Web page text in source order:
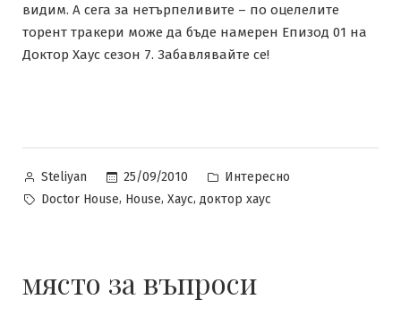
видим. А сега за нетърпеливите – по оцелелите
торент тракери може да бъде намерен Епизод 01 на
Доктор Хаус сезон 7. Забавлявайте се!
Posted
by
Steliyan 25/09/2010
Posted
in
Интересно
Tags:
Doctor House, House, Хаус, доктор хаус
място за въпроси